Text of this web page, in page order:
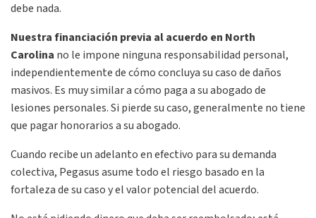
debe nada.
Nuestra financiación previa al acuerdo en North
Carolina no le impone ninguna responsabilidad personal,
independientemente de cómo concluya su caso de daños
masivos. Es muy similar a cómo paga a su abogado de
lesiones personales. Si pierde su caso, generalmente no tiene
que pagar honorarios a su abogado.
Cuando recibe un adelanto en efectivo para su demanda
colectiva, Pegasus asume todo el riesgo basado en la
fortaleza de su caso y el valor potencial del acuerdo.